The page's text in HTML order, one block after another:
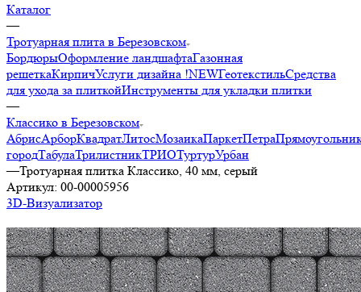
Каталог
—
Тротуарная плита в Березовском
БордюрыОформление ландшафтаГазонная
решеткаКирпичУслуги дизайна !NEWГеотекстильСредства
для ухода за плиткойИнструменты для укладки плитки
—
Классико в Березовском
АбрисАрборКвадратЛитосМозаикаПаркетПетра
городТабулаТрилистникТРИОТуртурУрбан
—Тротуарная плитка Классико, 40 мм, серый
Артикул: 00-00005956
3D-Визуализатор